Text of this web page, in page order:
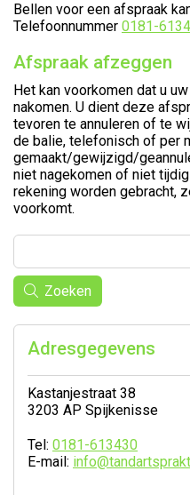
Bellen voor een afspraak
Telefoonnummer 0181-
Afspraak afzeggen
Het kan voorkomen dat u
nakomen. U dient deze
tevoren te annuleren of te
de balie, telefonisch of per
gemaakt/gewijzigd/
niet nagekomen of niet
rekening worden gebracht,
voorkomt.
Zoeken
Adresgegevens
Kastanjestraat 38
3203 AP Spijkenisse
Tel: 0181-613430
E-mail: